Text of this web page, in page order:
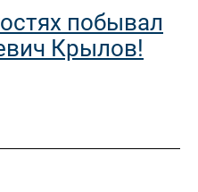
побывал
Крылов!